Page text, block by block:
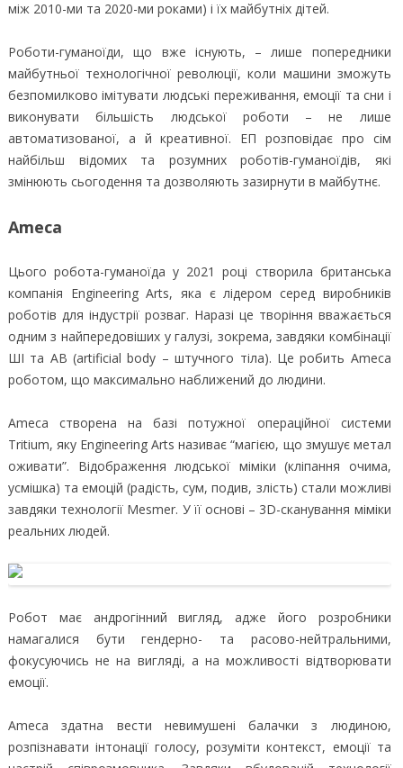
між 2010-ми та 2020-ми роками) і їх майбутніх дітей.
Роботи-гуманоїди, що вже існують, – лише попередники
майбутньої технологічної революції, коли машини зможуть
безпомилково імітувати людські переживання, емоції та сни і
виконувати більшість людської роботи – не лише
автоматизованої, а й креативної. ЕП розповідає про сім
найбільш відомих та розумних роботів-гуманоїдів, які
змінюють сьогодення та дозволяють зазирнути в майбутнє.
Ameca
Цього робота-гуманоїда у 2021 році створила британська
компанія Engineering Arts, яка є лідером серед виробників
роботів для індустрії розваг. Наразі це творіння вважається
одним з найпередовіших у галузі, зокрема, завдяки комбінації
ШІ та AB (artificial body – штучного тіла). Це робить Ameca
роботом, що максимально наближений до людини.
Ameca створена на базі потужної операційної системи
Tritium, яку Engineering Arts називає “магією, що змушує метал
оживати”. Відображення людської міміки (кліпання очима,
усмішка) та емоцій (радість, сум, подив, злість) стали можливі
завдяки технології Mesmer. У її основі – 3D-сканування міміки
реальних людей.
Робот має андрогінний вигляд, адже його розробники
намагалися бути гендерно- та расово-нейтральними,
фокусуючись не на вигляді, а на можливості відтворювати
емоції.
Ameca здатна вести невимушені балачки з людиною,
розпізнавати інтонації голосу, розуміти контекст, емоції та